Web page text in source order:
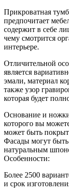
Прикроватная
предпочитает
содержит в себе
чему смотрится
интерьере.
Отличительной
является
эмали, материал
также узор
которая будет
Основание и
которого вы
может быть
Фасады могут
натуральным
Особенности:
Более 2500
и срок